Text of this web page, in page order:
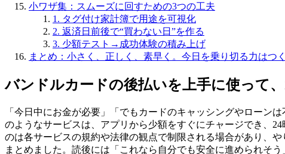
小ワザ集：スムーズに回すための3つの工夫
1. タグ付け家計簿で用途を可視化
2. 返済日前後で“買わない日”を作る
3. 少額テスト→成功体験の積み上げ
まとめ：小さく、正しく、素早く。今日を乗り切る力はつ
バンドルカードの後払いを上手に使って
「今日中にお金が必要」「でもカードのキャッシングやロー
のようなサービスは、アプリから少額をすぐにチャージでき、
のは各サービスの規約や法律の観点で制限される場合があり、
まとめました。読後には「これなら自分でも安全に進められそう